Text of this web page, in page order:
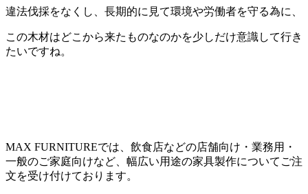
違法伐採をなくし、長期的に見て環境や労働者を守る為に、
この木材はどこから来たものなのかを少しだけ意識して行き
たいですね。
MAX FURNITUREでは、飲食店などの店舗向け・業務用・
一般のご家庭向けなど、幅広い用途の家具製作についてご注
文を受け付けております。